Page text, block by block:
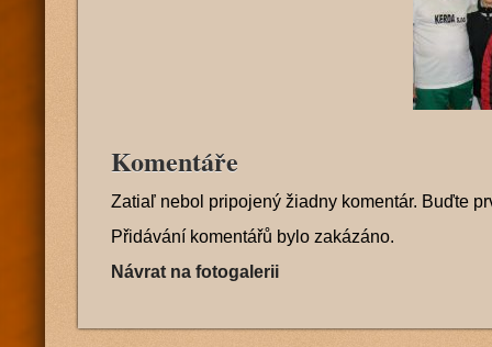
Komentáře
Zatiaľ nebol pripojený žiadny komentár. Buďte
Přidávání komentářů bylo zakázáno.
Návrat na fotogalerii